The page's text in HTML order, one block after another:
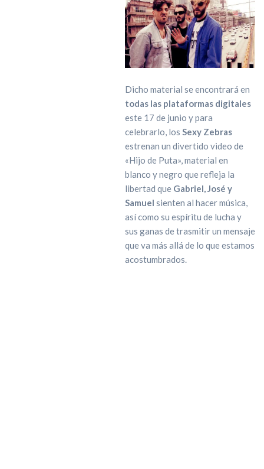
Dicho material se encontrará en
todas las plataformas digitales
este 17 de junio y para
celebrarlo, los Sexy Zebras
estrenan un divertido video de
«Hijo de Puta», material en
blanco y negro que refleja la
libertad que Gabriel, José y
Samuel sienten al hacer música,
así como su espíritu de lucha y
sus ganas de trasmitir un mensaje
que va más allá de lo que estamos
acostumbrados.